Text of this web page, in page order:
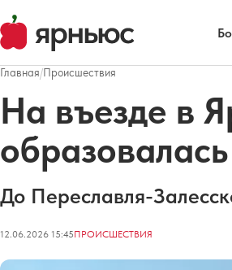
Главная/Происшествия
На въезде в
До Переславля-
12.06.2026 15:45ПРОИСШЕСТВИЯ